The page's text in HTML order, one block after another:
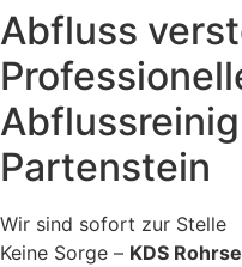
Abfluss
Partenstein
Wir sind sofort zur Stelle
Keine Sorge – KDS